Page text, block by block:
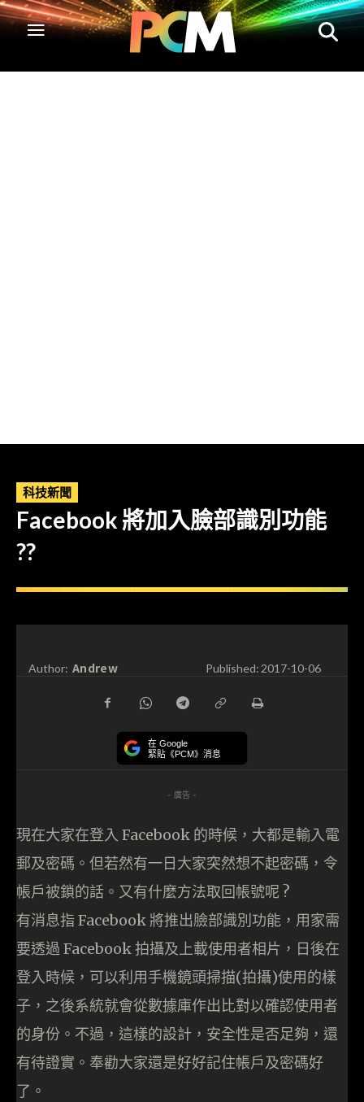
科技新聞
Facebook 將加入臉部識別功能
??
Author: Andrew Published:2017-10-06
在 Google
緊貼《PCM》消息
- 廣告 -
現在大家在登入 Facebook 的時候，大都是輸入電
郵及密碼。但若然有一日大家突然想不起密碼，令
帳戶被鎖的話。又有什麼方法取回帳號呢 ?
有消息指 Facebook 將推出臉部識別功能，用家需
要透過 Facebook 拍攝及上載使用者相片，日後在
登入時候，可以利用手機鏡頭掃描(拍攝)使用的樣
子，之後系統就會從數據庫作出比對以確認使用者
的身份。不過，這樣的設計，安全性是否足夠，還
有待證實。奉勸大家還是好好記住帳戶及密碼好
了。